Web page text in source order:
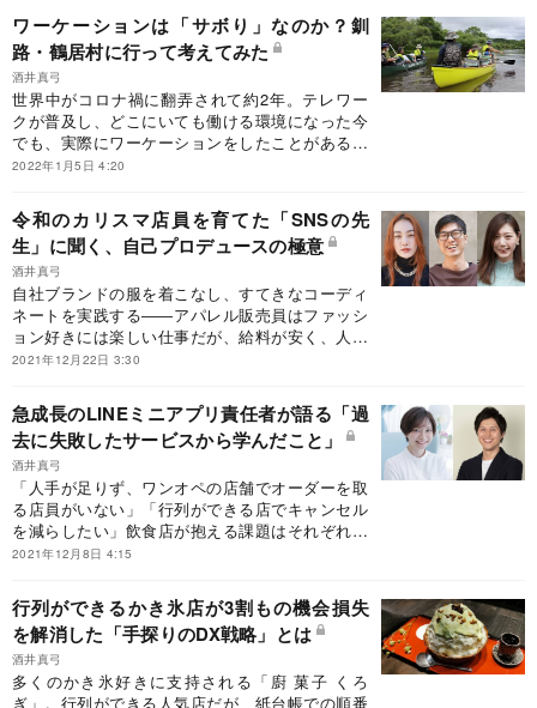
く進めるにはどうしたらよいか」の解もまた一つ
ではないが、DXがうまくいっている場合、リーダ
ーにはある共通する特徴があるという。
ワーケーションは「サボり」なのか？釧
路・鶴居村に行って考えてみた
酒井真弓
世界中がコロナ禍に翻弄されて約2年。テレワー
クが普及し、どこにいても働ける環境になった今
でも、実際にワーケーションをしたことがある人
は意外と少ないのではないか。自宅を出て、普段
考えてみた。
2022年1月5日 4:20
令和のカリスマ店員を育てた「SNSの先
生」に聞く、自己プロデュースの極意
酒井真弓
自社ブランドの服を着こなし、すてきなコーディ
ネートを実践する――アパレル販売員はファッシ
ョン好きには楽しい仕事だが、給料が安く、人が
居着かないという問題があった。そんなアパレル
フをきちんと評価し、ECサイトの売り上げも上
げるサービスがある。そこには“SNSで何かを宣
伝する”ことの極意があった。
2021年12月22日 3:30
急成長のLINEミニアプリ責任者が語る「過
去に失敗したサービスから学んだこと」
酒井真弓
「人手が足りず、ワンオペの店舗でオーダーを取
る店員がいない」「行列ができる店でキャンセル
を減らしたい」飲食店が抱える課題はそれぞれだ
が、中にはデジタルで解決できるものもある。“飲
ぜ「LINEミニアプリ」は生まれたのか。事業責任
者の谷口さんに話を聞いた。
2021年12月8日 4:15
行列ができるかき氷店が3割もの機会損失
を解消した「手探りのDX戦略」とは
酒井真弓
多くのかき氷好きに支持される「廚 菓子 くろ
ぎ」。行列ができる人気店だが、紙台帳での順番